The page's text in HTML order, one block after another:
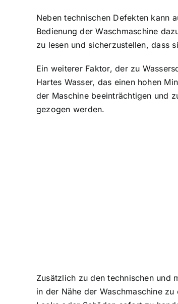
Neben technischen Defekten kann
Bedienung der Waschmaschine
zu lesen und sicherzustellen, dass
Ein weiterer Faktor, der zu
Hartes Wasser, das einen hohen
der Maschine beeinträchtigen und
gezogen werden.
Zusätzlich zu den technischen und
in der Nähe der Waschmaschine